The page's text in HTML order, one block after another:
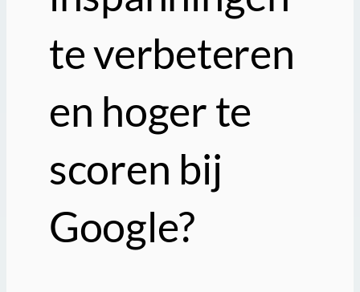
te verbeteren
en hoger te
scoren bij
Google?